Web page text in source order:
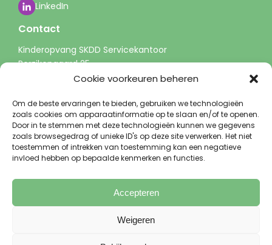
Cookie voorkeuren beheren
Om de beste ervaringen te bieden, gebruiken we technologieën
zoals cookies om apparaatinformatie op te slaan en/of te openen.
Door in te stemmen met deze technologieën kunnen we gegevens
zoals browsegedrag of unieke ID's op deze site verwerken. Het niet
toestemmen of intrekken van toestemming kan een negatieve
invloed hebben op bepaalde kenmerken en functies.
Accepteren
Weigeren
LinkedIn
Contact
Kinderopvang SKDD Servicekantoor
Perzikengaard 25
3941 LP Doorn
0343 - 51 60 00
(tussen 9-13 uur)
© 2026 Kinderopvang SKDD
Bestuur